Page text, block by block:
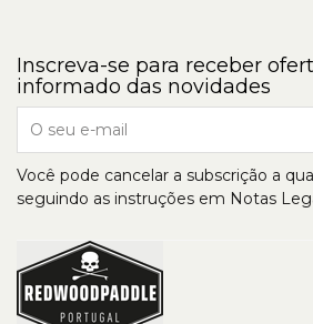
Inscreva-se para receber
informado das novidades
Você pode cancelar a subscrição a
seguindo as instruções em Notas